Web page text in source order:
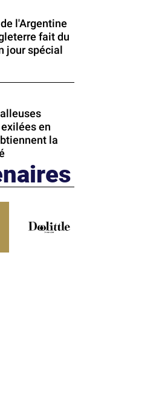
l'Argentine
fait du
jour spécial
en
la